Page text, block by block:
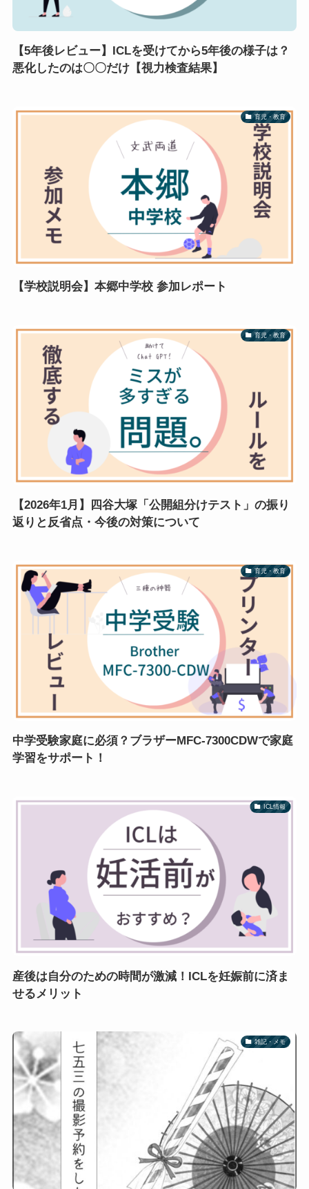
【5年後レビュー】ICLを受けてから5年後の様子は？
悪化したのは〇〇だけ【視力検査結果】
育児・教育
【学校説明会】本郷中学校 参加レポート
育児・教育
【2026年1月】四谷大塚「公開組分けテスト」の振り
返りと反省点・今後の対策について
育児・教育
中学受験家庭に必須？ブラザーMFC-7300CDWで家庭
学習をサポート！
ICL情報
産後は自分のための時間が激減！ICLを妊娠前に済ま
せるメリット
雑記・メモ